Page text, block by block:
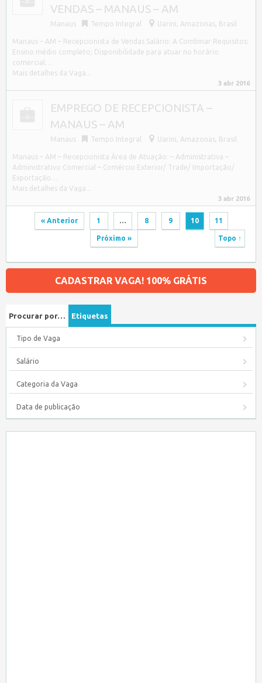
VENDAS – MANAUS – AM
Manaus Tempo Integral Uarini, Amazonas, Brasil
Manaus – AM – Recepcionista de Vendas Salário: A Combinar Requisitos:
Ensino médio completo; Disponibilidade para atuar no horário
comercial…
Mais detalhes da Vaga...
3 abr 2016
EMPREGO DE RECEPCIONISTA –
MANAUS – AM
Manaus Tempo Integral Uarini, Amazonas, Brasil
Manaus – AM – Recepcionista Área de Atuação: – Administrativa –
Administrativo Comercial – Comércio Exterior/ Trade/ Importação/
Exportação…
Mais detalhes da Vaga...
3 abr 2016
« Anterior 1 … 8 9 10 11
Próximo » Topo ↑
CADASTRAR VAGA! 100% GRÁTIS
Procurar por… Etiquetas
Tipo de Vaga
Salário
Categoria da Vaga
Data de publicação